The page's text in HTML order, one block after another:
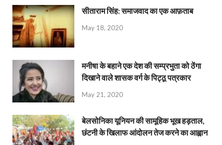
सीताराम सिंह: समाजवाद का एक आफ़ताब
May 18, 2020
मनीषा के बहाने एक देश की सम्प्रभुता को ठेंगा
दिखाने वाले शासक वर्ग के पिट्ठू पत्रकार
May 21, 2020
बेलसोनिका यूनियन की सामूहिक भूख हड़ताल,
छंटनी के खिलाफ आंदोलन तेज करने का आह्वान